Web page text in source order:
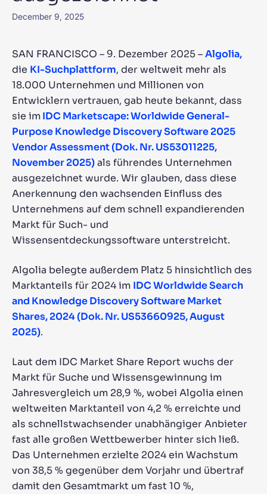
Wird Algolia mit unserem Traffic und unserem
Datenvolumen mitwachsen?
VORSCHLÄGE
PRODUKTE & RESSOURCEN
December 9, 2025
SAN FRANCISCO – 9. Dezember 2025 –Algolia,
die KI-Suchplattform, der weltweit mehr als
18.000 Unternehmen und Millionen von
Entwicklern vertrauen, gab heute bekannt, dass
sie imIDC Marketscape: Worldwide General-
Purpose Knowledge Discovery Software 2025
Vendor Assessment (Dok. Nr. US53011225,
November 2025)als führendes Unternehmen
ausgezeichnet wurde. Wir glauben, dass diese
Anerkennung den wachsenden Einfluss des
Unternehmens auf dem schnell expandierenden
Markt für Such- und
Wissensentdeckungssoftware unterstreicht.
Algolia belegte außerdem Platz 5 hinsichtlich des
Marktanteils für 2024 im IDC Worldwide Search
and Knowledge Discovery Software Market
Shares, 2024 (Dok. Nr. US53660925, August
2025).
Laut dem IDC Market Share Report wuchs der
Markt für Suche und Wissensgewinnung im
Jahresvergleich um 28,9 %, wobei Algolia einen
weltweiten Marktanteil von 4,2 % erreichte und
als schnellstwachsender unabhängiger Anbieter
fast alle großen Wettbewerber hinter sich ließ.
Das Unternehmen erzielte 2024 ein Wachstum
von 38,5 % gegenüber dem Vorjahr und übertraf
damit den Gesamtmarkt um fast 10 %,